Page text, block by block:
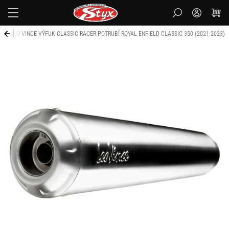
LEO VINCE VÝFUK CLASSIC RACER POTRUBÍ ROYAL ENFIELD CLASSIC 350 (2021-2023)